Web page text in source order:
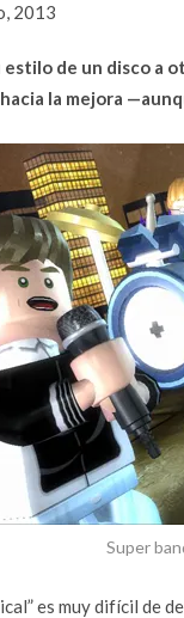
2013
de un disco a
la mejora
Super
es muy difícil de